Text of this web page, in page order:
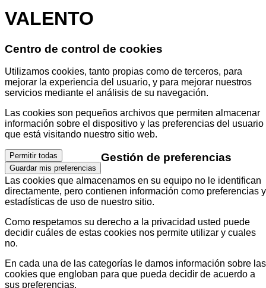
VALENTO
Centro de control de cookies
Utilizamos cookies, tanto propias como de terceros, para
mejorar la experiencia del usuario, y para mejorar nuestros
servicios mediante el análisis de su navegación.
Las cookies son pequeños archivos que permiten almacenar
información sobre el dispositivo y las preferencias del usuario
que está visitando nuestro sitio web.
Permitir todas
Guardar mis preferencias
Gestión de preferencias
Las cookies que almacenamos en su equipo no le identifican
directamente, pero contienen información como preferencias y
estadísticas de uso de nuestro sitio.
Como respetamos su derecho a la privacidad usted puede
decidir cuáles de estas cookies nos permite utilizar y cuales
no.
En cada una de las categorías le damos información sobre las
cookies que engloban para que pueda decidir de acuerdo a
sus preferencias.